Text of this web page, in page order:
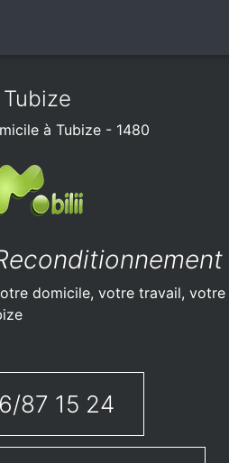
à Tubize - 1480
domicile, votre travail, votre
87 15 24